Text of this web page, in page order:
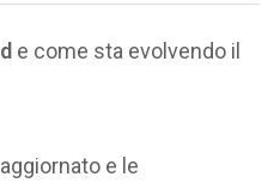
e come sta evolvendo il
aggiornato e le